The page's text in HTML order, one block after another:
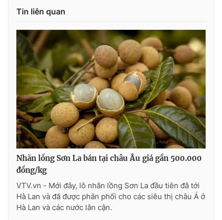
THỜI BÁO VTV
Theo dõi báo trên
Cơ quan chủ quản:Đài Truyền hình Việt Nam
Cơ quan báo chí:
Thời báo VTV
Giấy phép hoạt động báo in và báo điện tử số 483/GP-BTTTT
cấp ngày 29/12/2023
Tổng Biên tập:
Phó Tổng Biên tập:Nguyễn Thị Mỹ Hạnh, Phạm Quốc Thắng,
Nguyễn Trọng Ninh
024.38 355 931 - 024.38 355 932
Tin liên quan
Nhãn lồng Sơn La bán tại châu Âu giá gần 500.000
đồng/kg
VTV.vn - Mới đây, lô nhãn lồng Sơn La đầu tiên đã tới
Hà Lan và đã được phân phối cho các siêu thị châu Á ở
Hà Lan và các nước lân cận.